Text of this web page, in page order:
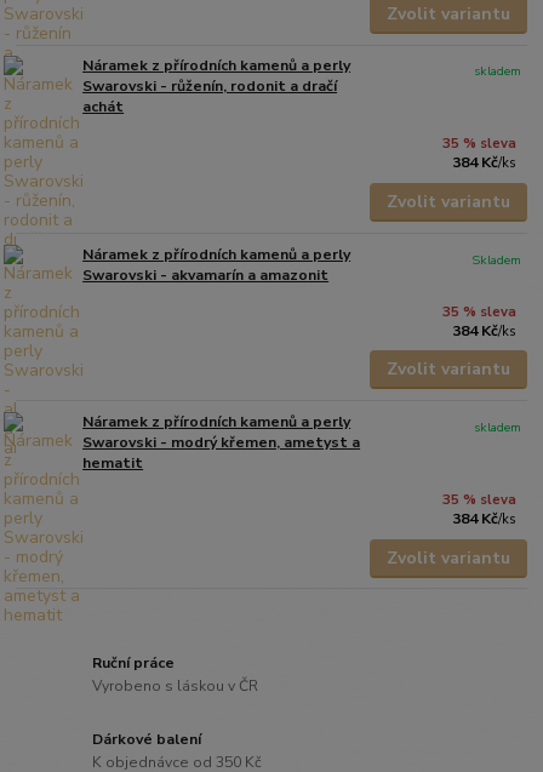
Zvolit variantu
Náramek z přírodních kamenů a perly
Swarovski - růženín, rodonit a dračí
achát
35 % sleva
384 Kč/ks
skladem
Zvolit variantu
Náramek z přírodních kamenů a perly
Swarovski - akvamarín a amazonit
35 % sleva
384 Kč/ks
Skladem
Zvolit variantu
Náramek z přírodních kamenů a perly
Swarovski - modrý křemen, ametyst a
hematit
35 % sleva
384 Kč/ks
skladem
Zvolit variantu
Ruční práce
Vyrobeno s láskou v ČR
Dárkové balení
K objednávce od 350 Kč